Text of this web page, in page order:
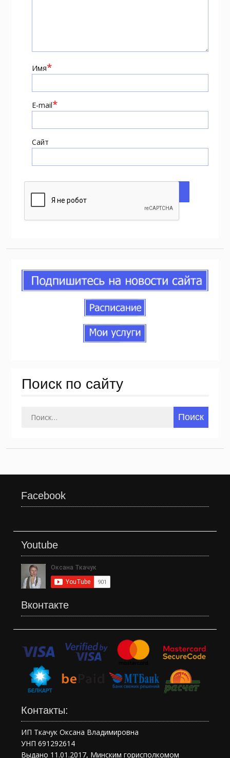
Имя*
E-mail*
Сайт
Поиск по сайту
Facebook
Youtube
Вконтакте
Контакты:
ИП Ткачук Оксана Владимировна
УНП 691292614
Выдано 11.01.2017, Минским горисполкомом